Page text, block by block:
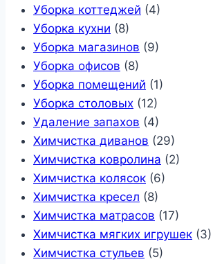
Уборка коттеджей (4)
Уборка кухни (8)
Уборка магазинов (9)
Уборка офисов (8)
Уборка помещений (1)
Уборка столовых (12)
Удаление запахов (4)
Химчистка диванов (29)
Химчистка ковролина (2)
Химчистка колясок (6)
Химчистка кресел (8)
Химчистка матрасов (17)
Химчистка мягких игрушек (3)
Химчистка стульев (5)